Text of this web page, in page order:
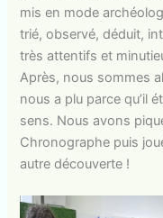
mis en mode
trié, observé, déduit,
très attentifs et
Après, nous sommes
nous a plu parce qu’il
sens. Nous avons
Chronographe puis
autre découverte !